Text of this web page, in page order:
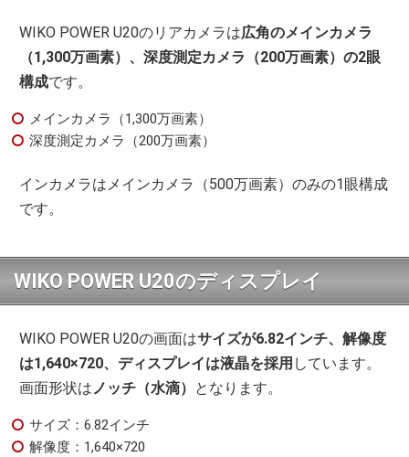
WIKO POWER U20のリアカメラは広角のメインカメラ
（1,300万画素） 、深度測定カメラ（200万画素）の2眼
構成です。
メインカメラ（1,300万画素）
深度測定カメラ（200万画素）
インカメラはメインカメラ（500万画素）のみの1眼構成
です。
WIKO POWER U20のディスプレイ
WIKO POWER U20の画面はサイズが6.82インチ、解像度
は1,640×720、ディスプレイは液晶を採用 しています。
画面形状はノッチ（水滴） となります。
サイズ：6.82インチ
解像度：1,640×720